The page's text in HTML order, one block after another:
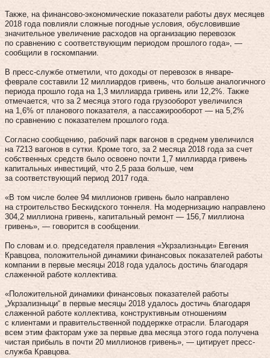
Также, на финансово-экономические показатели работы двух месяцев
2018 года повлияли сложные погодные условия, обусловившие
значительное увеличение расходов на организацию перевозок
по сравнению с соответствующим периодом прошлого года», —
сообщили в госкомпании.
В пресс-службе отметили, что доходы от перевозок в январе-
феврале составили 12 миллиардов гривень, что больше аналогичного
периода прошло года на 1,3 миллиарда гривень или 12,2%. Также
отмечается, что за 2 месяца этого года грузооборот увеличился
на 1,6% от планового показателя, а пассажирооборот — на 5,2%
по сравнению с показателем прошлого года.
Согласно сообщению, рабочий парк вагонов в среднем увеличился
на 7213 вагонов в сутки. Кроме того, за 2 месяца 2018 года за счет
собственных средств было освоено почти 1,7 миллиарда гривень
капитальных инвестиций, что 2,5 раза больше, чем
за соответствующий период 2017 года.
«В том числе более 94 миллионов гривень было направлено
на строительство Бескидского тоннеля. На модернизацию направлено
304,2 миллиона гривень, капитальный ремонт — 156,7 миллиона
гривень», — говорится в сообщении.
По словам и.о. председателя правления «Укрзализныци» Евгения
Кравцова, положительной динамики финансовых показателей работы
компании в первые месяцы 2018 года удалось достичь благодаря
слаженной работе коллектива.
«Положительной динамики финансовых показателей работы
„Укрзализныци“ в первые месяцы 2018 удалось достичь благодаря
слаженной работе коллектива, конструктивным отношениям
с клиентами и правительственной поддержке отрасли. Благодаря
всем этим факторам уже за первые два месяца этого года получена
чистая прибыль в почти 20 миллионов гривень», — цитирует пресс-
служба Кравцова.